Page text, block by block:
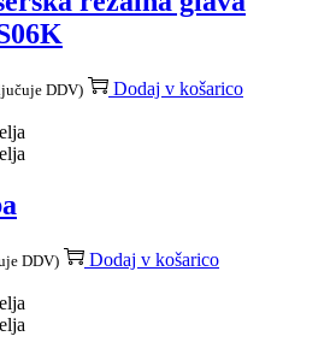
DDV) Dodaj v košarico
DDV) Dodaj v košarico